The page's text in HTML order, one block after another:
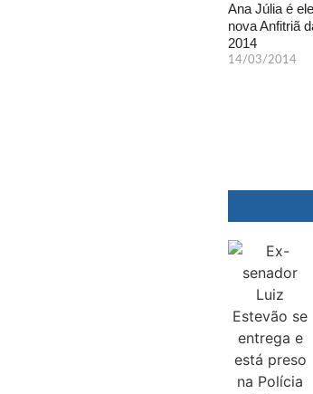
Ana Júlia é
nova Anfitriã
2014
14/03/2014